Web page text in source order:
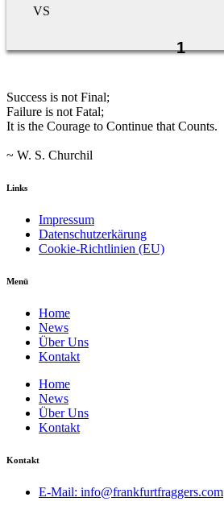
VS
1
Success is not Final;
Failure is not Fatal;
It is the Courage to Continue that Counts.
~ W. S. Churchil
Links
Impressum
Datenschutzerkärung
Cookie-Richtlinien (EU)
Menü
Home
News
Über Uns
Kontakt
Home
News
Über Uns
Kontakt
Kontakt
E-Mail: info@frankfurtfraggers.com